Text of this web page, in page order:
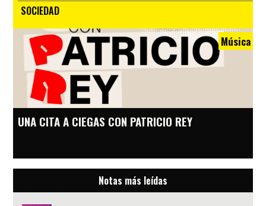
SOCIEDAD
Música
UNA CITA A CIEGAS CON PATRICIO REY
Notas más leídas